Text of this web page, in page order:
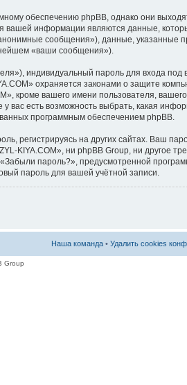
обеспечению phpBB, однако они
вашей информации являются данные,
сообщения»), данные, указанные
«ваши сообщения»).
индивидуальный пароль для входа
охраняется законами о защите
кроме вашего имени пользователя,
вас есть возможность выбрать, какая
программным обеспечением phpBB.
на других сайтах. Ваш
KIYA.COM», ни phpBB Group, ни другое
пароль?», предусмотренной
пароль для вашей учётной записи.
Наша команда • Удалить cookies
Group